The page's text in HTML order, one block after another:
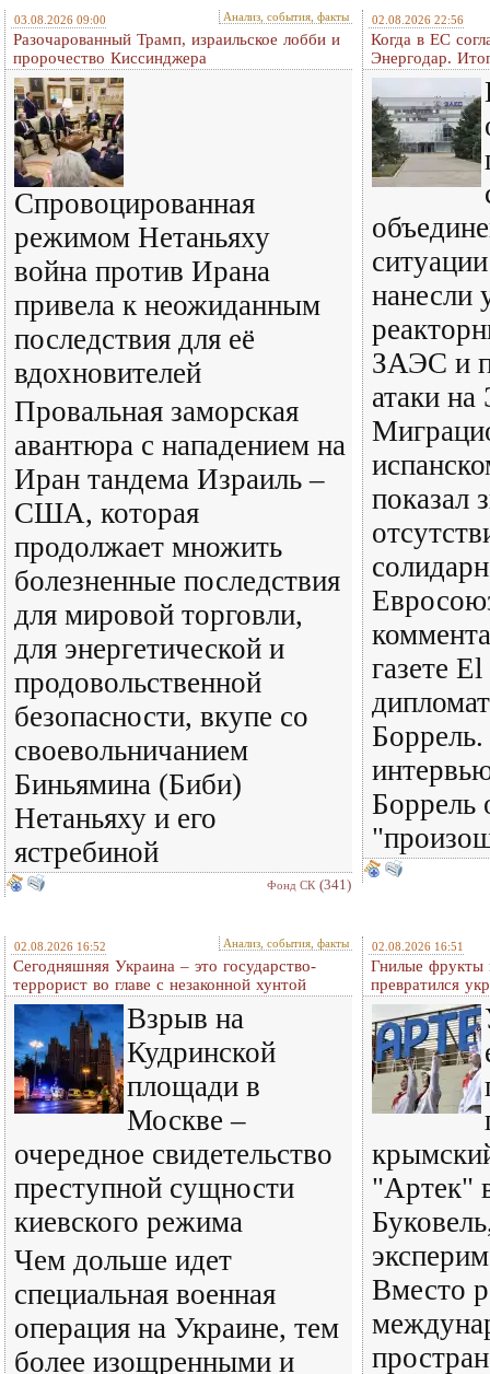
03.08.2026 09:00 Анализ, события, факты
Разочарованный Трамп, израильское лобби и
пророчество Киссинджера
Спровоцированная
режимом Нетаньяху
война против Ирана
привела к неожиданным
последствия для её
вдохновителей
Провальная заморская
авантюра с нападением на
Иран тандема Израиль –
США, которая
продолжает множить
болезненные последствия
для мировой торговли,
для энергетической и
продовольственной
безопасности, вкупе со
своевольничанием
Биньямина (Биби)
Нетаньяху и его
ястребиной
Фонд СК (341)
02.08.2026 22:56
Когда в ЕС
Энергодар.
нанесли
ЗАЭС и
атаки на
показал
газете
Боррель
02.08.2026 16:52 Анализ, события, факты
Сегодняшняя Украина – это государство-
террорист во главе с незаконной хунтой
Взрыв на
Кудринской
площади в
Москве –
очередное свидетельство
преступной сущности
киевского режима
Чем дольше идет
специальная военная
операция на Украине, тем
более изощренными и
02.08.2026 16:51
Гнилые фрукты
превратился
"Артек"
Вместо